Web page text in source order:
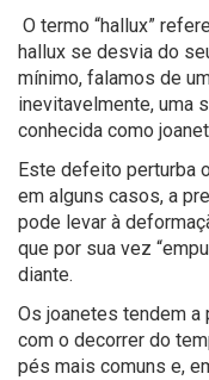
O termo “hallux”
hallux se desvia do
mínimo, falamos de
inevitavelmente, uma
conhecida como
Este defeito perturba
em alguns casos, a
pode levar à
que por sua vez
diante.
Os joanetes tendem a
com o decorrer do
pés mais comuns e,